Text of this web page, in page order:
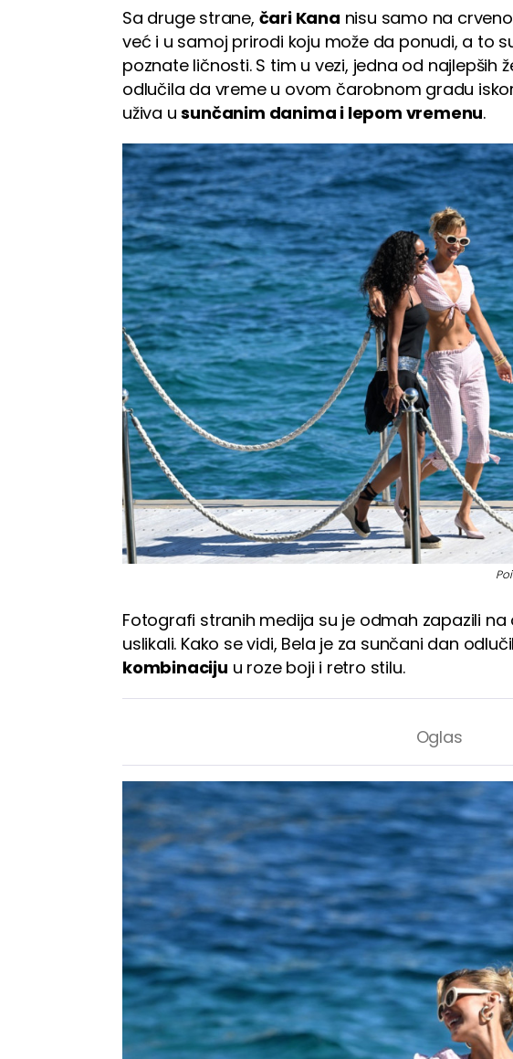
Sa druge strane, čari Kana nisu samo na
već i u samoj prirodi koju može da ponudi, a to
poznate ličnosti. S tim u vezi, jedna od najlepših
odlučila da vreme u ovom čarobnom gradu
uživa usunčanim danima i lepom vremenu.
Fotografi stranih medija su je odmah zapazili
uslikali. Kako se vidi, Bela je za sunčani dan
kombinaciju u roze boji i retro stilu.